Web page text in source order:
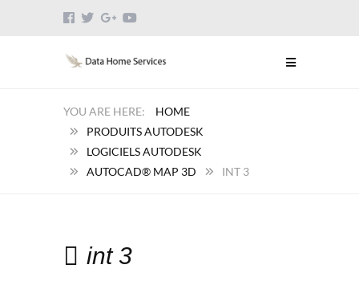
HOME
PRODUITS AUTODESK
LOGICIELS AUTODESK
AUTOCAD® MAP 3D
INT 3
int 3